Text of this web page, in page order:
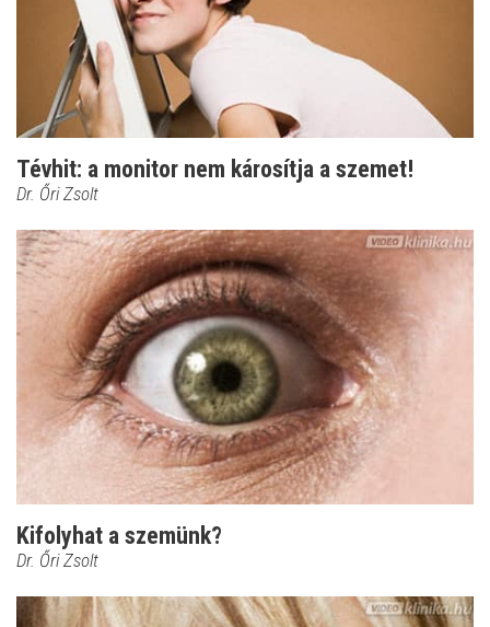
Tévhit: a monitor nem károsítja a szemet!
Dr. Őri Zsolt
Kifolyhat a szemünk?
Dr. Őri Zsolt